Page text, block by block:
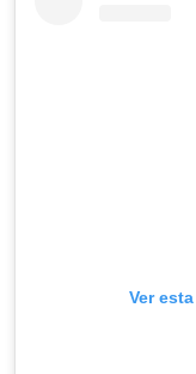
Ver